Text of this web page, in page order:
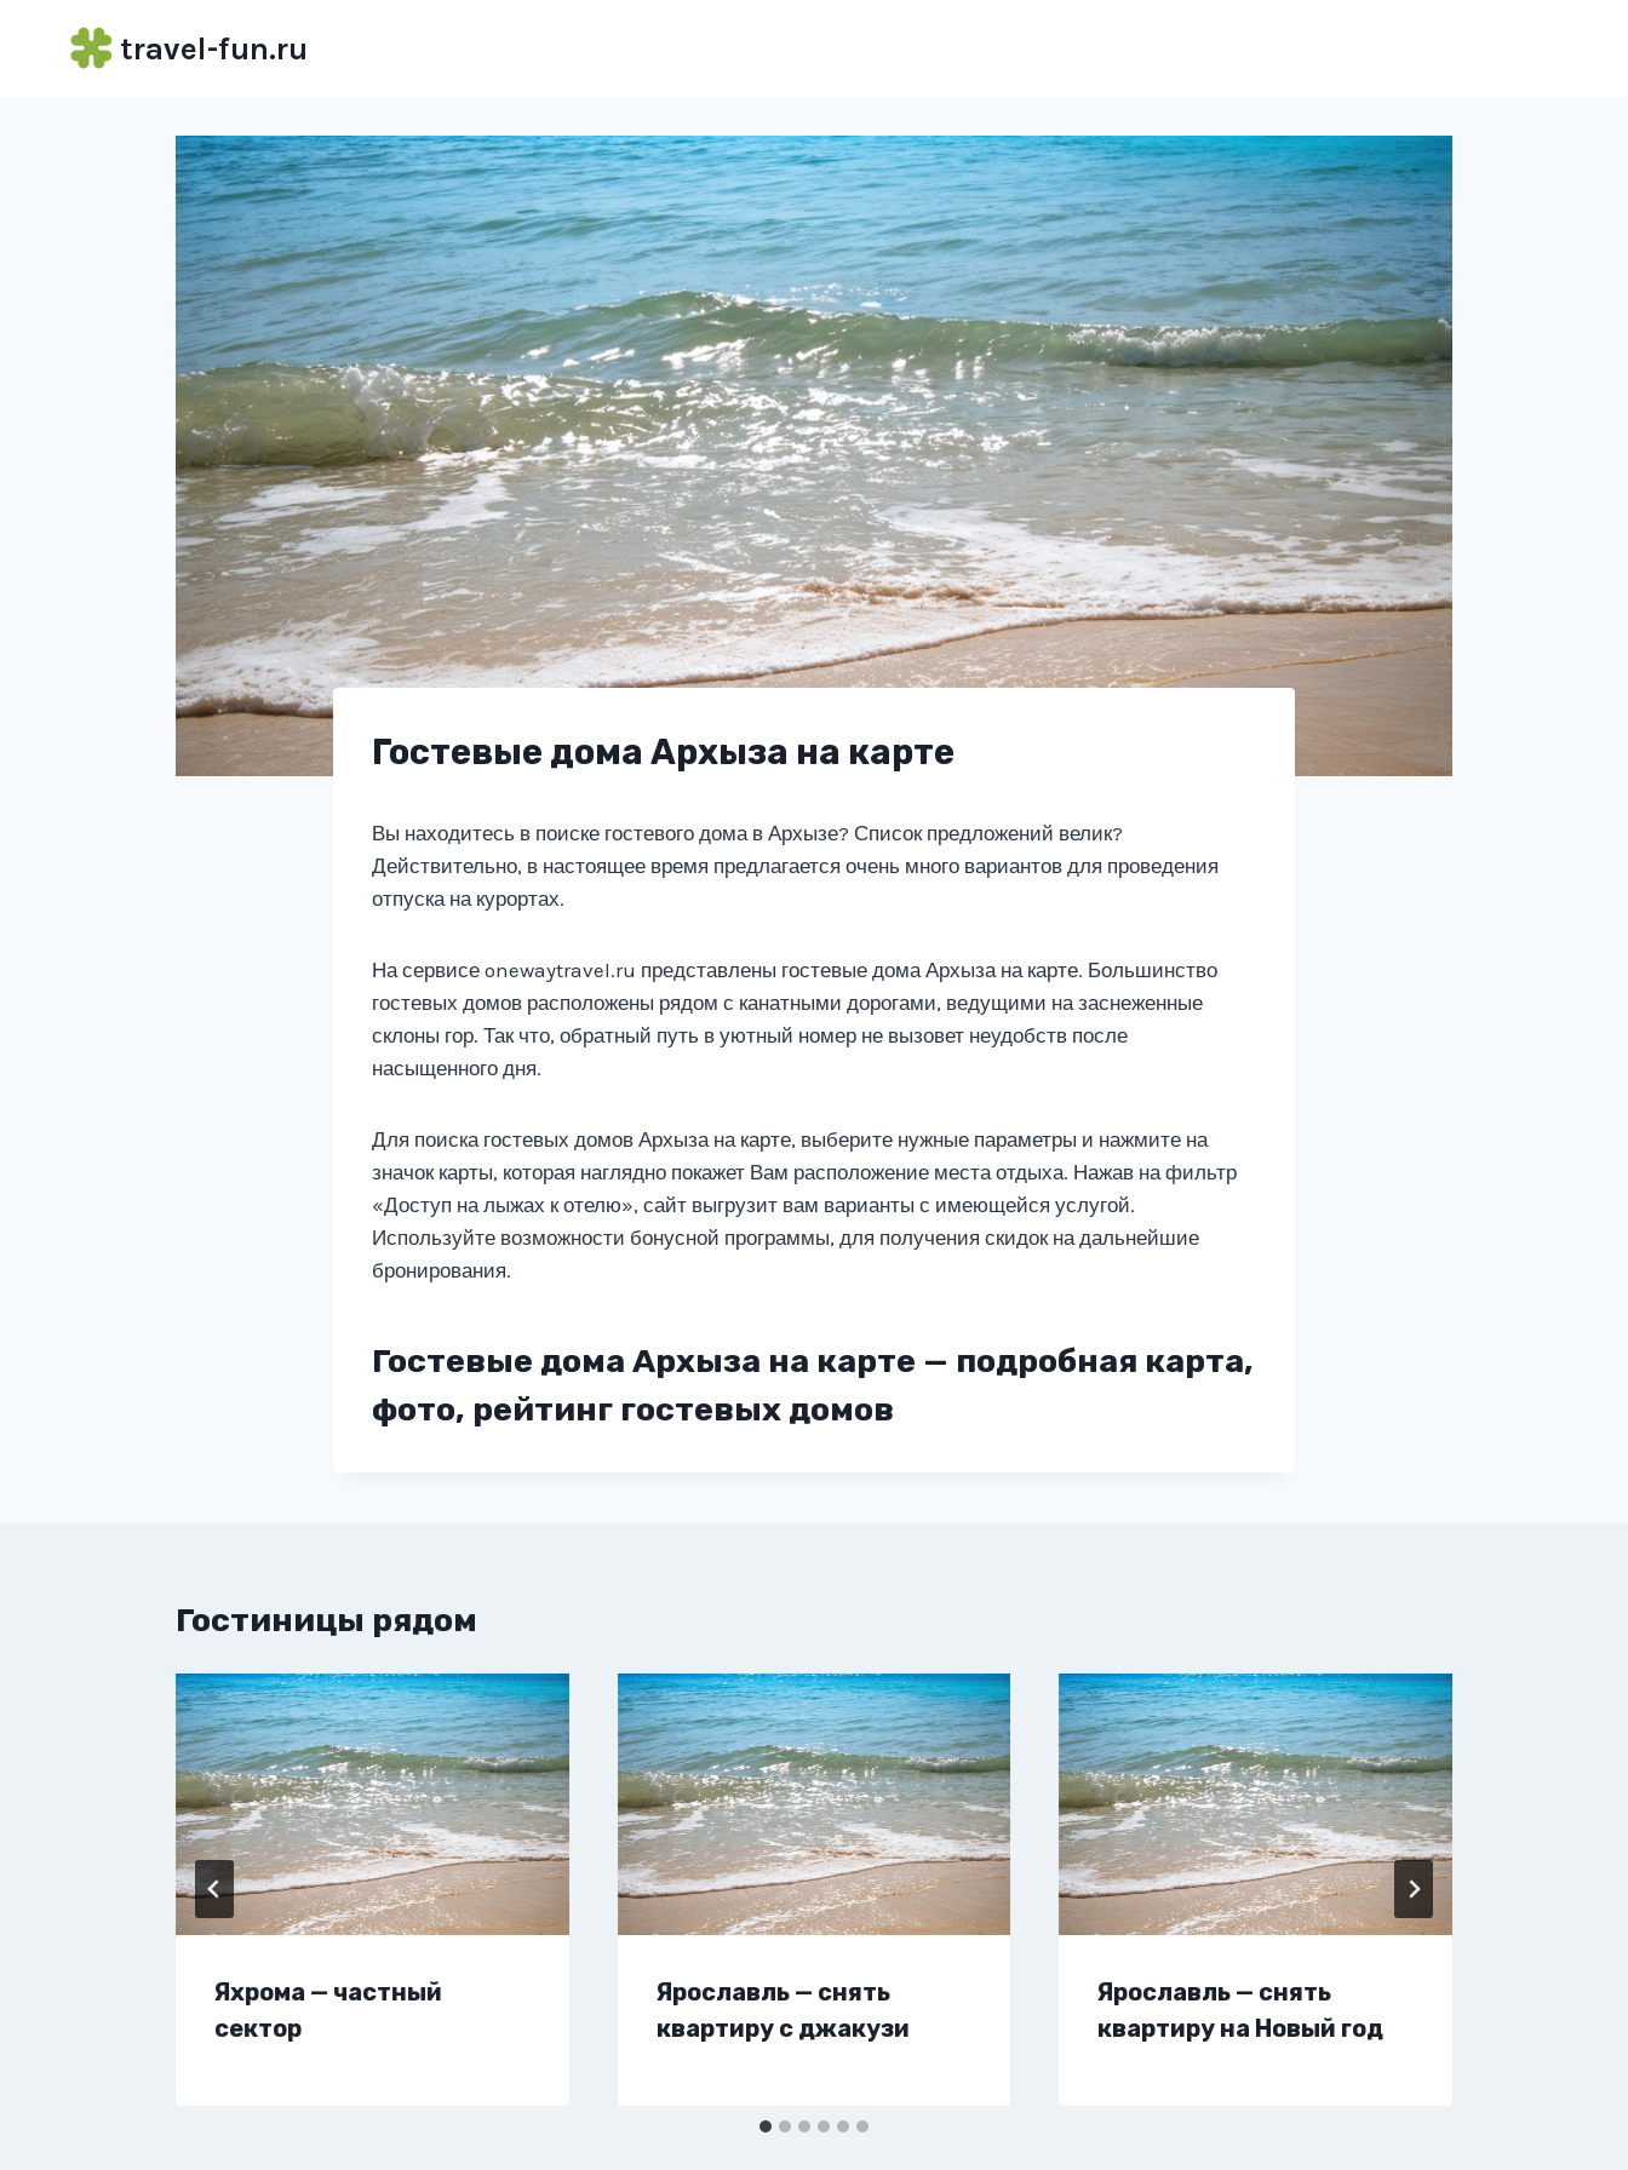
travel-fun.ru
Гостевые дома Архыза на карте
Вы находитесь в поиске гостевого дома в Архызе? Список предложений велик?
Действительно, в настоящее время предлагается очень много вариантов для проведения
отпуска на курортах.
На сервисе onewaytravel.ru представлены гостевые дома Архыза на карте. Большинство
гостевых домов расположены рядом с канатными дорогами, ведущими на заснеженные
склоны гор. Так что, обратный путь в уютный номер не вызовет неудобств после
насыщенного дня.
Для поиска гостевых домов Архыза на карте, выберите нужные параметры и нажмите на
значок карты, которая наглядно покажет Вам расположение места отдыха. Нажав на фильтр
«Доступ на лыжах к отелю», сайт выгрузит вам варианты с имеющейся услугой.
Используйте возможности бонусной программы, для получения скидок на дальнейшие
бронирования.
Гостевые дома Архыза на карте — подробная карта,
фото, рейтинг гостевых домов
Гостиницы рядом
Яхрома — частный
сектор
Ярославль — снять
квартиру с джакузи
Ярославль — снять
квартиру на Новый год